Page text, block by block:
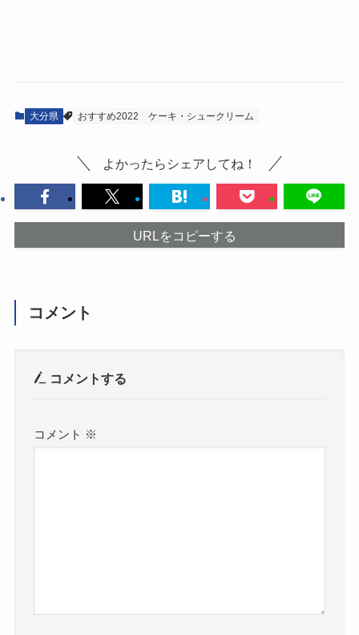
大分県 おすすめ2022 ケーキ・シュークリーム
よかったらシェアしてね！
URLをコピーする
コメント
コメントする
コメント ※